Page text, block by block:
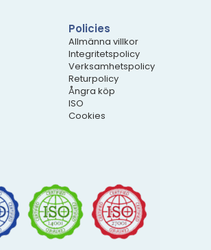
Policies
Allmänna villkor
Integritetspolicy
Verksamhetspolicy
Returpolicy
Ångra köp
ISO
Cookies